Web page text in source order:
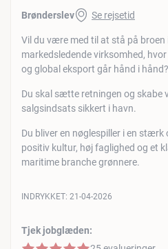
Brønderslev Se rejsetid
Vil du være med til at stå på broen
markedsledende virksomhed,
og global eksport går hånd i hånd?
Du skal sætte retningen og skabe
salgsindsats sikkert i havn.
Du bliver en nøglespiller i en stærk
positiv kultur, høj faglighed og et
maritime branche grønnere.
Tjek jobglæden:
INDRYKKET: 21-04-2026